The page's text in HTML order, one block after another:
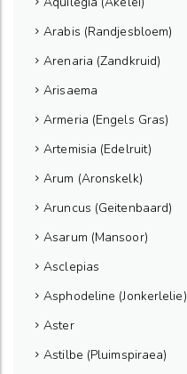
Arabis (Randjesbloem)
Arenaria (Zandkruid)
Arisaema
Armeria (Engels Gras)
Artemisia (Edelruit)
Arum (Aronskelk)
Aruncus (Geitenbaard)
Asarum (Mansoor)
Asclepias
Asphodeline (Jonkerlelie)
Aster
Astilbe (Pluimspiraea)